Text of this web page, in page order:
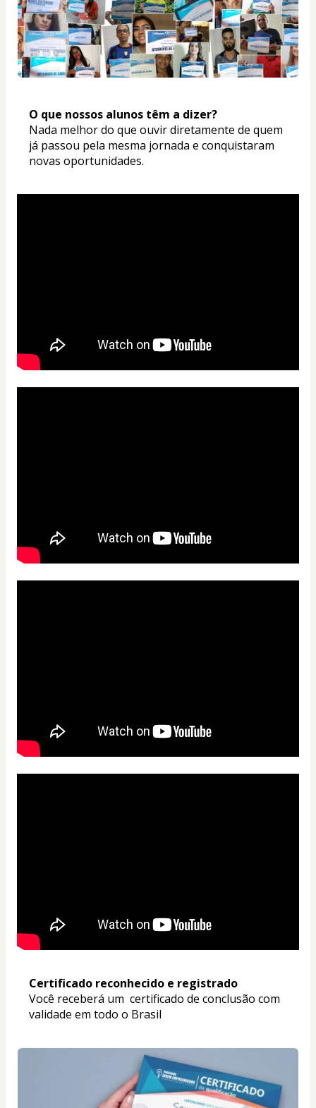
O que nossos alunos têm a dizer?
Nada melhor do que ouvir diretamente de quem
já passou pela mesma jornada e conquistaram
novas oportunidades.
Certificado reconhecido e registrado
Você receberá um  certificado de conclusão com
validade em todo o Brasil